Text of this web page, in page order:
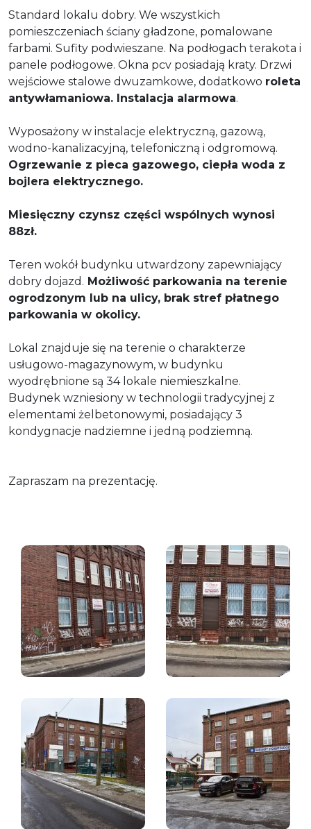
Standard lokalu dobry. We wszystkich
pomieszczeniach ściany gładzone, pomalowane
farbami. Sufity podwieszane. Na podłogach terakota i
panele podłogowe. Okna pcv posiadają kraty. Drzwi
wejściowe stalowe dwuzamkowe, dodatkowo roleta
antywłamaniowa. Instalacja alarmowa.
Wyposażony w instalacje elektryczną, gazową,
wodno-kanalizacyjną, telefoniczną i odgromową.
Ogrzewanie z pieca gazowego, ciepła woda z
bojlera elektrycznego.
Miesięczny czynsz części wspólnych wynosi
88zł.
Teren wokół budynku utwardzony zapewniający
dobry dojazd. Możliwość parkowania na terenie
ogrodzonym lub na ulicy, brak stref płatnego
parkowania w okolicy.
Lokal znajduje się na terenie o charakterze
usługowo-magazynowym, w budynku
wyodrębnione są 34 lokale niemieszkalne.
Budynek wzniesiony w technologii tradycyjnej z
elementami żelbetonowymi, posiadający 3
kondygnacje nadziemne i jedną podziemną.
Zapraszam na prezentację.